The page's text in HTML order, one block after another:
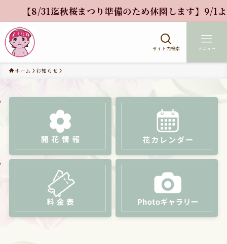
【8/31迄秋桜まつり準備のため休園します】9/1より
サイト内検索 メニュー
ホーム お知らせ